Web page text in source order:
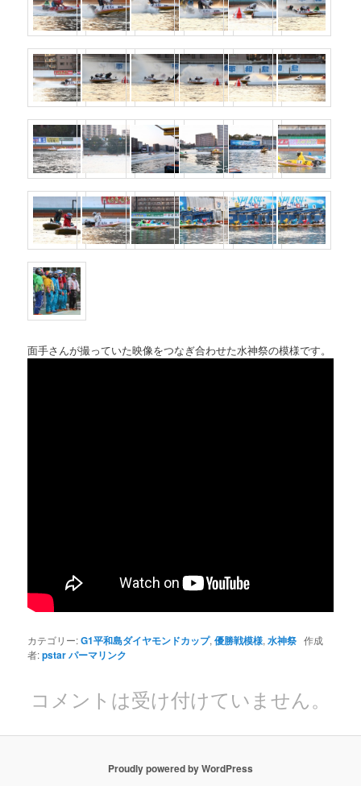
面手さんが撮っていた映像をつなぎ合わせた水神祭の模様です。
カテゴリー:G1平和島ダイヤモンドカップ,優勝戦模様,水神祭 作成
者:pstarパーマリンク
コメントは受け付けていません。
Proudly powered by WordPress